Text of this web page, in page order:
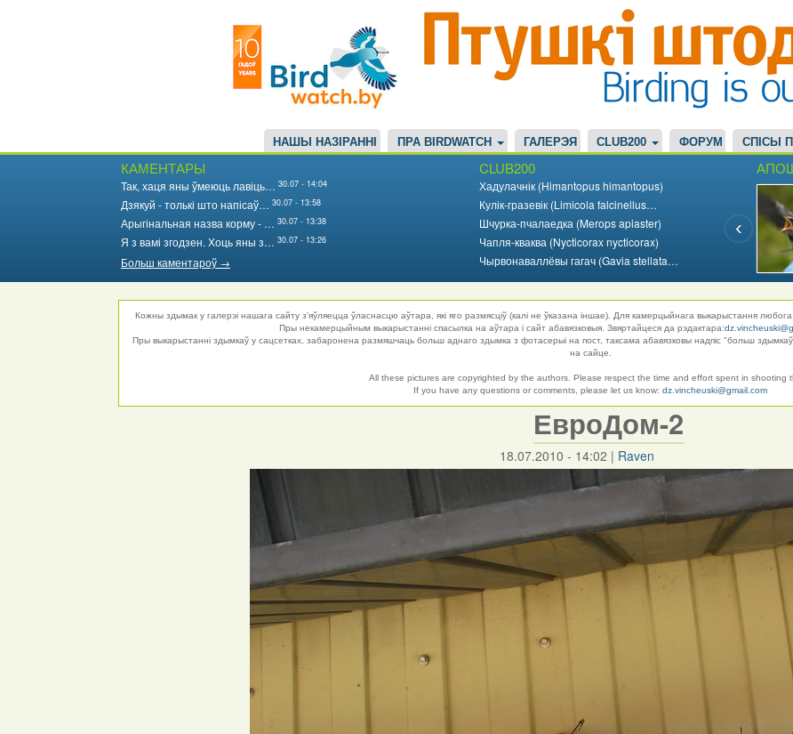
НАШЫ НАЗІРАННІ ПРА BIRDWATCH ГАЛЕРЭЯ CLUB200 ФОРУМ СПІСЫ
КАМЕНТАРЫ
Так, хаця яны ўмеюць лавіць… 30.07 - 14:04
Дзякуй - толькі што напісаў… 30.07 - 13:58
Арыгінальная назва корму - … 30.07 - 13:38
Я з вамі згодзен. Хоць яны з… 30.07 - 13:26
Больш каментароў →
CLUB200
Хадулачнік (Himantopus himantopus)
Кулік-гразевік (Limicola falcinellus…
Шчурка-пчалаедка (Merops apiaster)
Чапля-кваква (Nycticorax nycticorax)
Чырвонаваллёвы гагач (Gavia stellata…
Кожны здымак у галерэі нашага сайту з'яўляецца ўласнасцю аўтара, які яго размясціў (калі не ўказана іншае). Для камерцыйнага выкарыстання
Пры некамерцыйным выкарыстанні спасылка на аўтара і сайт абавязковыя. Звяртайцеся да рэдактара:
Пры выкарыстанні здымкаў у сацсетках, забаронена размяшчаць больш аднаго здымка з фотасерыі на пост, таксама абавязковы надпіс "больш
на сайце.
All these pictures are copyrighted by the authors. Please respect the time and effort spent in shooting
If you have any questions or comments, please let us know:dz.vincheuski@gmail.com
ЕвроДом-2
18.07.2010 - 14:02 | Raven